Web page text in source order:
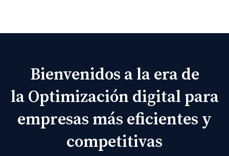
Bienvenidos a la era de
la Optimización digital para
empresas más eficientes y
competitivas